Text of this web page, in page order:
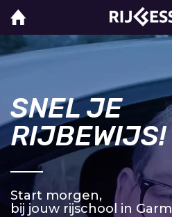
SNEL JE
RIJBEWIJS!
Start morgen,
bij jouw rijschool in